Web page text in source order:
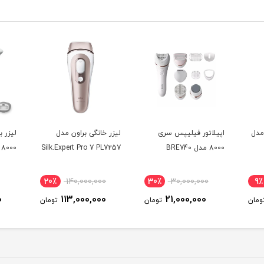
براون سری 7 مدل
9٪
اپیلاتور فیلیپس سری
8000 مدل BRE740
30,000,000 30٪
21,000,000 تومان
لیزر خانگی براون مدل
Silk.Expert Pro 7 PL7257
140,000,000 20٪
113,000,000 تومان
8000 مدل BRI940